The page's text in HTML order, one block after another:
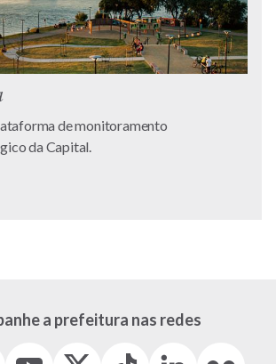
de monitoramento
da Capital.
a prefeitura nas redes
Tiktok
LinkedIn